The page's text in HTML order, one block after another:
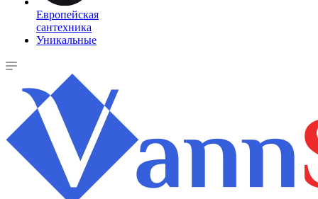
Европейская
сантехника
Уникальные